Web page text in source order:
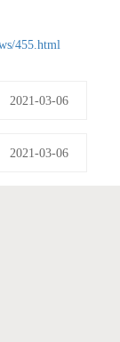
455.html
2021-03-06
2021-03-06